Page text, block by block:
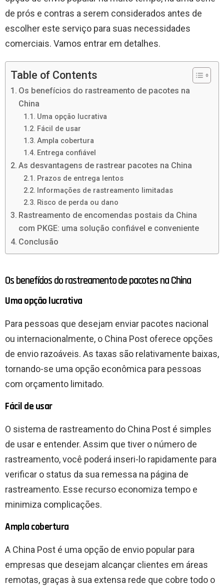
de prós e contras a serem considerados antes de
escolher este serviço para suas necessidades
comerciais. Vamos entrar em detalhes.
Table of Contents
Os benefícios do rastreamento de pacotes na
China
Uma opção lucrativa
Fácil de usar
Ampla cobertura
Entrega confiável
As desvantagens de rastrear pacotes na China
Prazos de entrega lentos
Informações de rastreamento limitadas
Risco de perda ou dano
Rastreamento de encomendas postais da China
com PKGE: uma solução confiável e conveniente
Conclusão
Os benefícios do rastreamento de pacotes na China
Uma opção lucrativa
Para pessoas que desejam enviar pacotes nacional
ou internacionalmente, o China Post oferece opções
de envio razoáveis. As taxas são relativamente baixas,
tornando-se uma opção econômica para pessoas
com orçamento limitado.
Fácil de usar
O sistema de rastreamento do China Post é simples
de usar e entender. Assim que tiver o número de
rastreamento, você poderá inseri-lo rapidamente para
verificar o status da sua remessa na página de
rastreamento. Esse recurso economiza tempo e
minimiza complicações.
Ampla cobertura
A China Post é uma opção de envio popular para
empresas que desejam alcançar clientes em áreas
remotas, graças à sua extensa rede que cobre todo o